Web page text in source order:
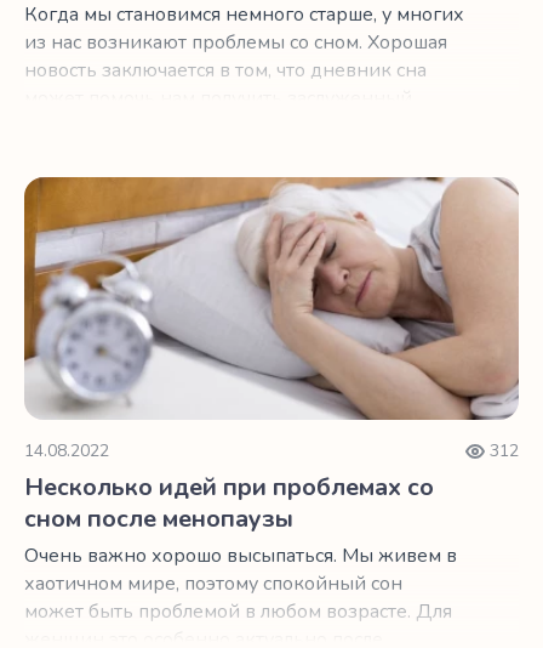
Когда мы становимся немного старше, у многих
из нас возникают проблемы со сном. Хорошая
новость заключается в том, что дневник сна
Несколько идей при проблемах со сном после
14.08.2022 312
Несколько идей при проблемах со
сном после менопаузы
Очень важно хорошо высыпаться. Мы живем в
хаотичном мире, поэтому спокойный сон
может быть проблемой в любом возрасте. Для